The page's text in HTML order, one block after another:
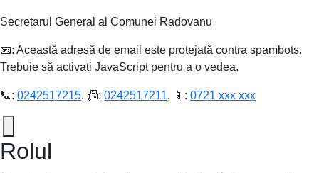
Secretarul General al Comunei Radovanu
📧: Această adresă de email este protejată contra spambots.
Trebuie să activați JavaScript pentru a o vedea.
📞: 0242517215, 📠: 0242517211, 📱: 0721 xxx xxx
Rolul